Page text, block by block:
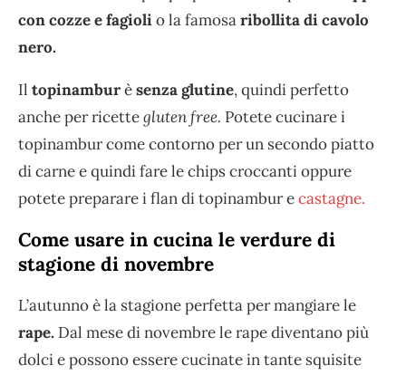
con cozze e fagiolio la famosaribollita di cavolo
nero.
Il topinamburèsenza glutine, quindi perfetto
anche per ricettegluten free. Potete cucinare i
topinambur come contorno per un secondo piatto
di carne e quindi fare le chips croccanti oppure
potete preparare i flan di topinambur ecastagne.
Come usare in cucina le verdure di
stagione di novembre
L’autunno è la stagione perfetta per mangiare le
rape. Dal mese di novembre le rape diventano più
dolci e possono essere cucinate in tante squisite